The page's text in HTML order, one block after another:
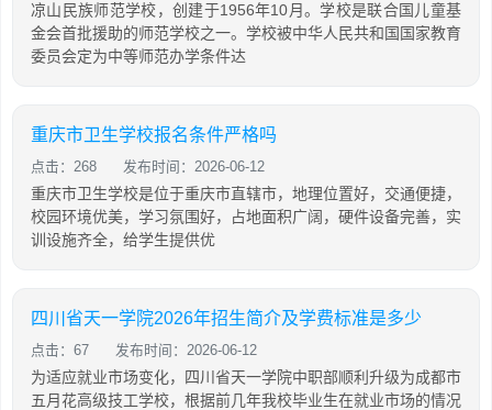
凉山民族师范学校，创建于1956年10月。学校是联合国儿童基
金会首批援助的师范学校之一。学校被中华人民共和国国家教育
委员会定为中等师范办学条件达
重庆市卫生学校报名条件严格吗
点击：268 发布时间：2026-06-12
重庆市卫生学校是位于重庆市直辖市，地理位置好，交通便捷，
校园环境优美，学习氛围好，占地面积广阔，硬件设备完善，实
训设施齐全，给学生提供优
四川省天一学院2026年招生简介及学费标准是多少
点击：67 发布时间：2026-06-12
为适应就业市场变化，四川省天一学院中职部顺利升级为成都市
五月花高级技工学校，根据前几年我校毕业生在就业市场的情况